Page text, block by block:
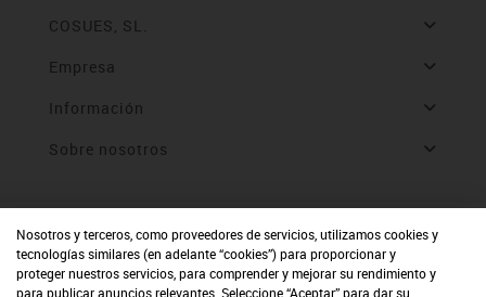
COSUES, SL.
Empresa
Información
Sobre nosotros
Nosotros y terceros, como proveedores de servicios, utilizamos cookies y
tecnologías similares (en adelante “cookies”) para proporcionar y
proteger nuestros servicios, para comprender y mejorar su rendimiento y
para publicar anuncios relevantes. Seleccione “Aceptar” para dar su